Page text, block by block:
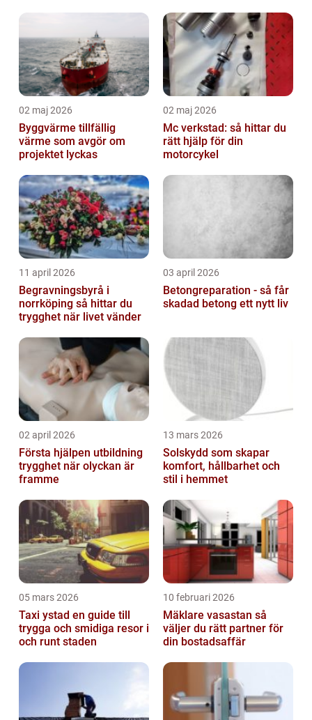
02 maj 2026
Byggvärme tillfällig
värme som avgör om
projektet lyckas
02 maj 2026
Mc verkstad: så hittar du
rätt hjälp för din
motorcykel
11 april 2026
Begravningsbyrå i
norrköping så hittar du
trygghet när livet vänder
03 april 2026
Betongreparation - så får
skadad betong ett nytt liv
02 april 2026
Första hjälpen utbildning
trygghet när olyckan är
framme
13 mars 2026
Solskydd som skapar
komfort, hållbarhet och
stil i hemmet
05 mars 2026
Taxi ystad en guide till
trygga och smidiga resor i
och runt staden
10 februari 2026
Mäklare vasastan så
väljer du rätt partner för
din bostadsaffär